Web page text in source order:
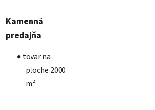
Kamenná
predajňa
tovar na
ploche 2000
m²